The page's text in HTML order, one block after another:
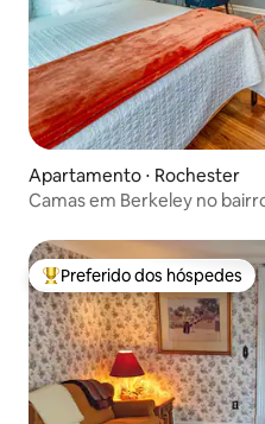
Apartamento ⋅ Rochester
Camas em Berkeley no
Entre os melhores
Preferido dos hóspedes